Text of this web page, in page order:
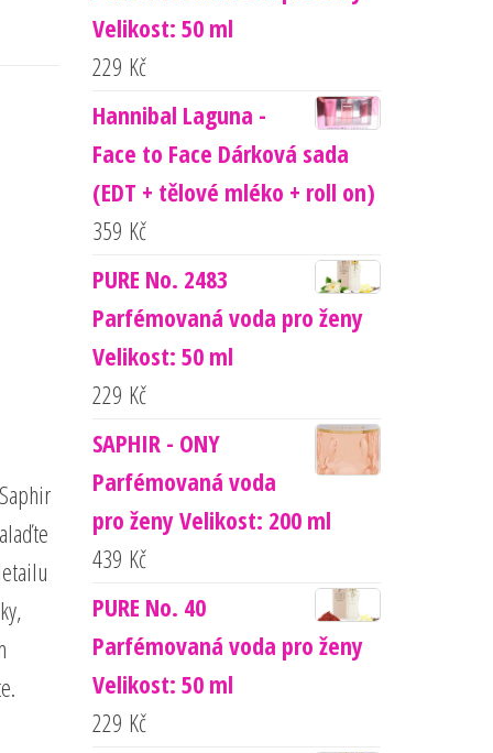
Velikost: 50 ml
229 Kč
Hannibal Laguna -
Face to Face Dárková sada
(EDT + tělové mléko + roll on)
359 Kč
PURE No. 2483
Parfémovaná voda pro ženy
Velikost: 50 ml
229 Kč
SAPHIR - ONY
Parfémovaná voda
pro ženy Velikost: 200 ml
439 Kč
PURE No. 40
Parfémovaná voda pro ženy
Velikost: 50 ml
229 Kč